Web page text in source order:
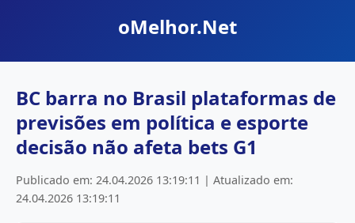
oMelhor.Net
BC barra no Brasil plataformas de
previsões em política e esporte
decisão não afeta bets G1
Publicado em: 24.04.2026 13:19:11 | Atualizado em:
24.04.2026 13:19:11